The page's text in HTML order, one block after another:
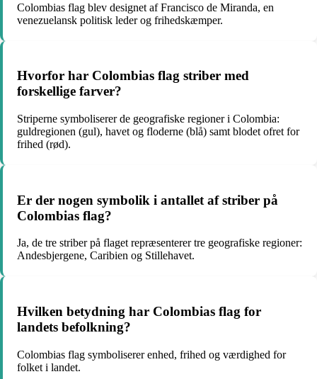
Colombias flag blev designet af Francisco de Miranda, en
venezuelansk politisk leder og frihedskæmper.
Hvorfor har Colombias flag striber med
forskellige farver?
Striperne symboliserer de geografiske regioner i Colombia:
guldregionen (gul), havet og floderne (blå) samt blodet ofret for
frihed (rød).
Er der nogen symbolik i antallet af striber på
Colombias flag?
Ja, de tre striber på flaget repræsenterer tre geografiske regioner:
Andesbjergene, Caribien og Stillehavet.
Hvilken betydning har Colombias flag for
landets befolkning?
Colombias flag symboliserer enhed, frihed og værdighed for
folket i landet.